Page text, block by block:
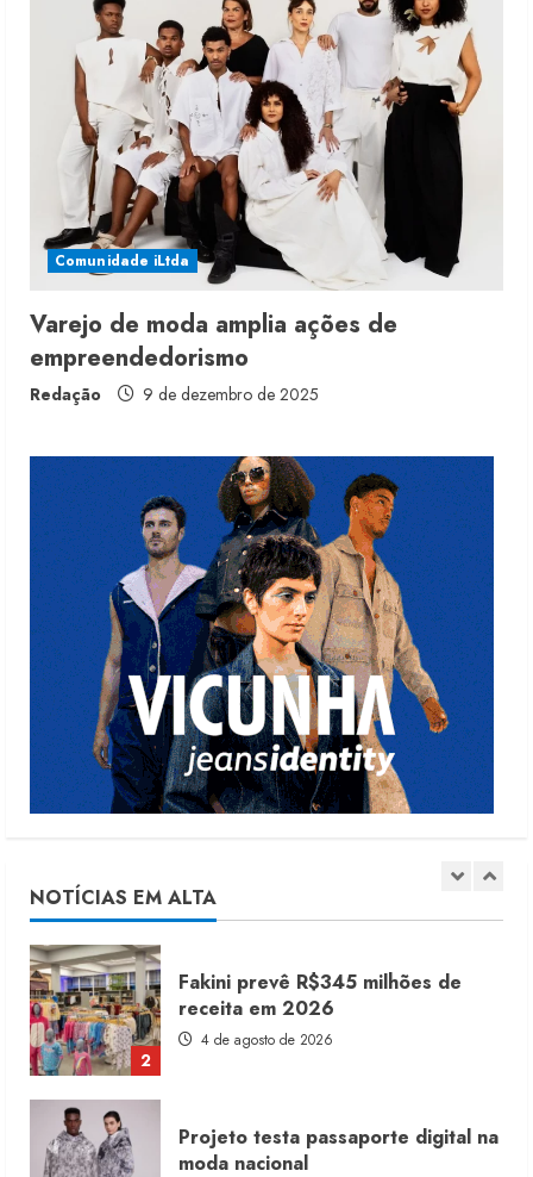
Comunidade iLtda
Varejo de moda amplia ações de
empreendedorismo
Redação 9 de dezembro de 2025
NOTÍCIAS EM ALTA
2
Fakini prevê R$345 milhões de
receita em 2026
4 de agosto de 2026
Projeto testa passaporte digital na
moda nacional
4 de agosto de 2026
Morena Rosa lança franquia com
estoque consignado
5
Mercosul-UE prevê transição longa
para vestuário
3 de agosto de 2026
1
Renata Caixeta assume Movimento
Sou de Algodão
5 de agosto de 2026
2
4 de agosto de 2026
3
Projeto testa passaporte digital na
moda nacional
4 de agosto de 2026
Morena Rosa lança franquia com
estoque consignado